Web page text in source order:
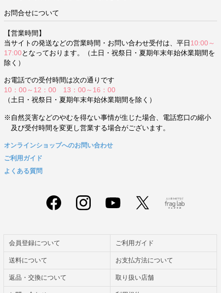
お問合せについて
【営業時間】
当サイトの発送などの営業時間・お問い合わせ受付は、平日 10:00～
17:00となっております。（土日・祝祭日・夏期年末年始休業期間を
除く）
お電話での受付時間は次の通りです
10：00～12：00 13：00～16：00
（土日・祝祭日・夏期年末年始休業期間を除く）
※自然災害などのやむを得ない事情が生じた場合、電話窓口の縮小
及び受付時間を変更し営業する場合がございます。
オンラインショップへのお問い合わせ
ご利用ガイド
よくある質問
会員登録について ご利用ガイド
送料について お支払方法について
返品・交換について 取り扱い店舗